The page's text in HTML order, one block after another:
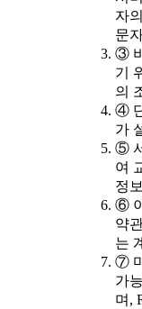
자
문
③
기
의
④
가
⑤
여
정
⑥
약
는
⑦
가
며,